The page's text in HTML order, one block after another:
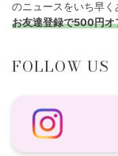
のニュースをいち早く
お友達登録で500円オ
FOLLOW US